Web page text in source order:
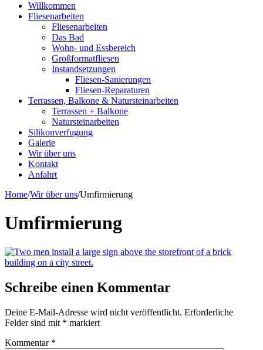
Willkommen
Fliesenarbeiten
Fliesenarbeiten
Das Bad
Wohn- und Essbereich
Großformatfliesen
Instandsetzungen
Fliesen-Sanierungen
Fliesen-Reparaturen
Terrassen, Balkone & Natursteinarbeiten
Terrassen + Balkone
Natursteinarbeiten
Silikonverfugung
Galerie
Wir über uns
Kontakt
Anfahrt
Home/Wir über uns/Umfirmierung
Umfirmierung
Schreibe einen Kommentar
Deine E-Mail-Adresse wird nicht veröffentlicht. Erforderliche
Felder sind mit * markiert
Kommentar *